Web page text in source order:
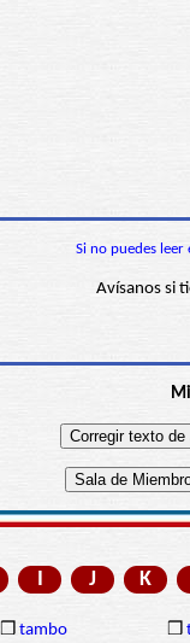
Si no puedes
Avísanos si
I J K
❒ tambo ❒